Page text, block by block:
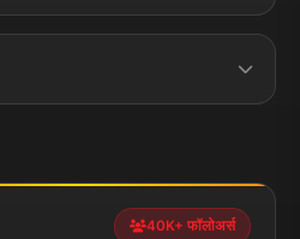
Terms &
झारखण्ड
40K+ फॉलोअर्स